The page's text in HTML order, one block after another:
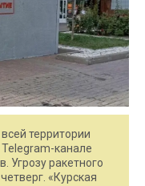
территории
канале
Угрозу ракетного
«Курская